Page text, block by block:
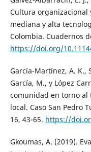
Cultura
mediana y alta
Colombia. Cuadernos
https://doi.org/
García-Martínez, A. K.,
García, M., y López
comunidad en torno al
local. Caso San Pedro
16, 43-65. https://
Gkoumas, A. (2019).